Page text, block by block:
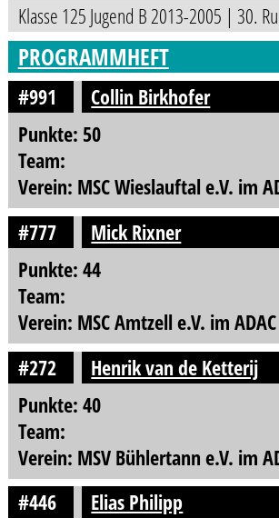
PROGRAMMHEFT
#991
Collin Birkhofer
Punkte: 50
Team:
Verein: MSC Wieslauftal e.V. im
#777
Mick Rixner
Punkte: 44
Team:
Verein: MSC Amtzell e.V. im ADAC
#272
Henrik van de Ketterij
Punkte: 40
Team:
Verein: MSV Bühlertann e.V. im
#446
Elias Philipp